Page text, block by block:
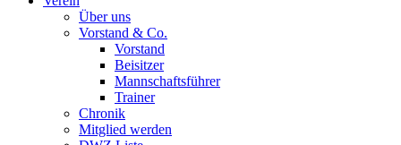
Über uns
Vorstand & Co.
Vorstand
Beisitzer
Mannschaftsführer
Trainer
Chronik
Mitglied werden